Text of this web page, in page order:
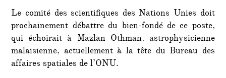
Le comité des scientifiques des Nations Unies doit
prochainement débattre du bien-fondé de ce poste,
qui échoirait à Mazlan Othman, astrophysicienne
malaisienne, actuellement à la tête du Bureau des
affaires spatiales de l’ONU.